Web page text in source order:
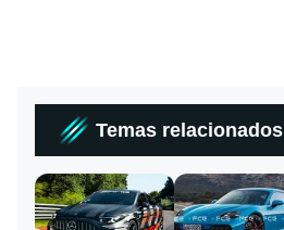
Temas relacionados